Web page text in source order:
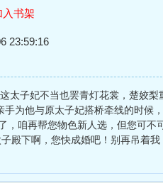
入书架
23:59:16
太子妃不当也罢青灯花裳，楚姣梨
手为他与原太子妃搭桥牵线的时候
咱再帮您物色新人选，但您可不
殿下啊，您快成婚吧！别再吊着我